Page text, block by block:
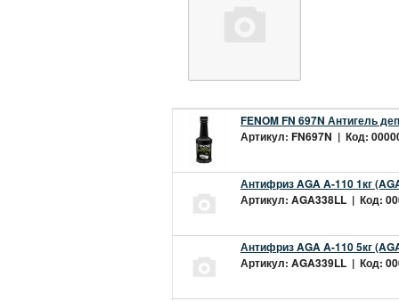
FENOM FN 697N Антигель
Артикул: FN697N | Код:
Антифриз AGA A-110 1кг
Артикул: AGA338LL | Код:
Антифриз AGA A-110 5кг
Артикул: AGA339LL | Код: